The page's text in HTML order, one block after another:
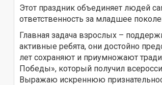
Этот праздник объединяет людей
ответственность за младшее
Главная задача взрослых –
активные ребята, они достойно
лет сохраняют и приумножают
Победы», который получил
Выражаю искреннюю